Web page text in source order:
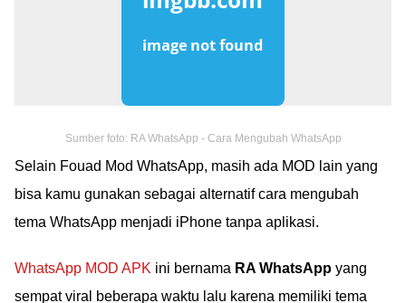
Sumber foto: RA WhatsApp - Cara Mengubah WhatsApp
Selain Fouad Mod WhatsApp, masih ada MOD lain yang
bisa kamu gunakan sebagai alternatif cara mengubah
tema WhatsApp menjadi iPhone tanpa aplikasi.
WhatsApp MOD APK ini bernama RA WhatsApp yang
sempat viral beberapa waktu lalu karena memiliki tema